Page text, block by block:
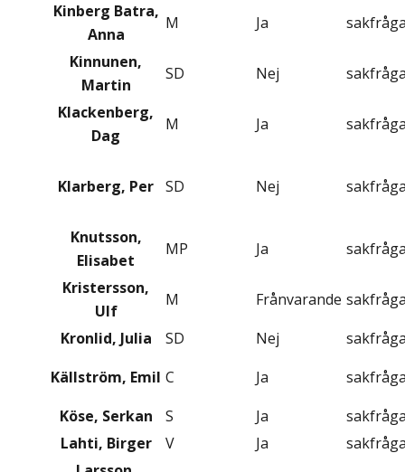
Kinberg Batra,
Anna
M Ja
Kinnunen,
Martin
SD Nej
Klackenberg,
Dag
M Ja
Klarberg, Per SD Nej
Knutsson,
Elisabet
MP Ja
Kristersson,
Ulf
M Frånvarande
Kronlid, Julia
SD Nej
Källström, Emil C Ja
Köse, Serkan
S Ja
Lahti, Birger
V Ja